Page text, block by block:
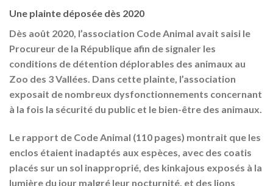
Une plainte déposée dès 2020
Dès août 2020, l’association Code Animal avait saisi le
Procureur de la République afin de signaler les
conditions de détention déplorables des animaux au
Zoo des 3 Vallées. Dans cette plainte, l’association
exposait de nombreux dysfonctionnements concernant
à la fois la sécurité du public et le bien-être des animaux.
Le rapport de Code Animal (110 pages) montrait que les
enclos étaient inadaptés aux espèces, avec des coatis
placés sur un sol inapproprié, des kinkajous exposés à la
lumière du jour malgré leur nocturnité, et des lions